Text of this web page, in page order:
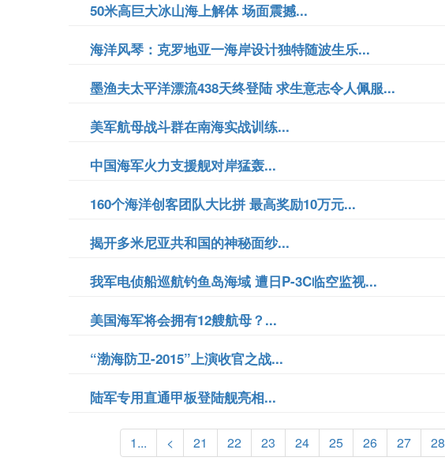
50米高巨大冰山海上解体 场面震撼...
海洋风琴：克罗地亚一海岸设计独特随波生乐...
墨渔夫太平洋漂流438天终登陆 求生意志令人佩服...
美军航母战斗群在南海实战训练...
中国海军火力支援舰对岸猛轰...
160个海洋创客团队大比拼 最高奖励10万元...
揭开多米尼亚共和国的神秘面纱...
我军电侦船巡航钓鱼岛海域 遭日P-3C临空监视...
美国海军将会拥有12艘航母？...
“渤海防卫-2015”上演收官之战...
陆军专用直通甲板登陆舰亮相...
1... < 21 22 23 24 25 26 27 28